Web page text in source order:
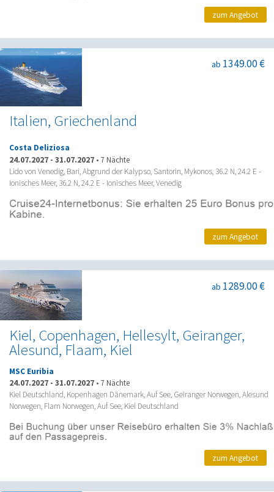
zum Angebot
Italien, Griechenland
ab 1349.00 €
Costa Deliziosa
24.07.2027 - 31.07.2027 • 7 Nächte
Lido von Venedig, Bari, Abgrund der Kalypso, Santorin, Mykonos, 36.2 N, 24.2 E -
Ionisches Meer, 36.2 N, 24.2 E - Ionisches Meer, Venedig
zum Angebot
Kiel, Copenhagen, Hellesylt, Geiranger,
Alesund, Flaam, Kiel
ab 1289.00 €
MSC Euribia
24.07.2027 - 31.07.2027 • 7 Nächte
Kiel Deutschland, Kopenhagen Dänemark, Auf See, Geiranger Norwegen, Alesund
Norwegen, Flam Norwegen, Auf See, Kiel Deutschland
zum Angebot